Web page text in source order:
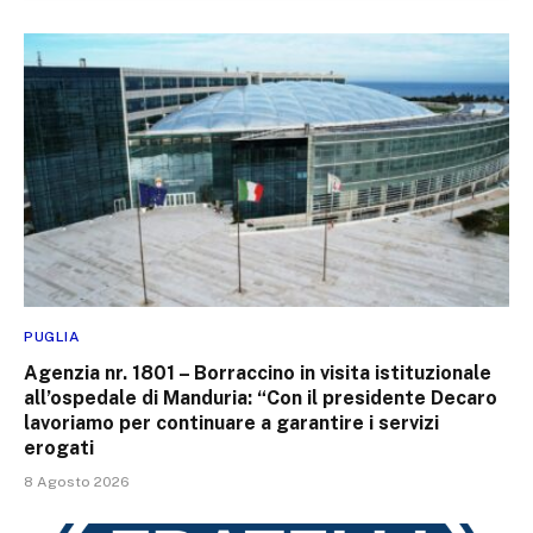
PUGLIA
Agenzia nr. 1801 – Borraccino in visita istituzionale
all’ospedale di Manduria: “Con il presidente Decaro
lavoriamo per continuare a garantire i servizi
erogati
8 Agosto 2026